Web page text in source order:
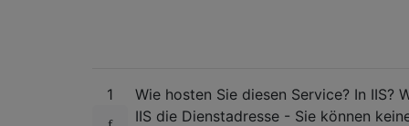
1
Wie hosten Sie diesen Service? In IIS?
IIS die Dienstadresse - Sie können